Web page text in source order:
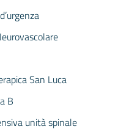
San Luca
B
unità spinale